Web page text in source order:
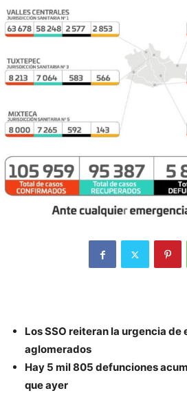
Los SSO reiteran la urgencia de
aglomerados
Hay 5 mil 805 defunciones
que ayer